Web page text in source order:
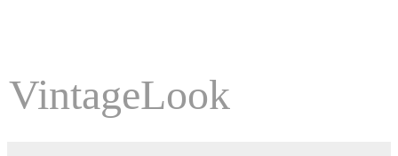
VintageLook